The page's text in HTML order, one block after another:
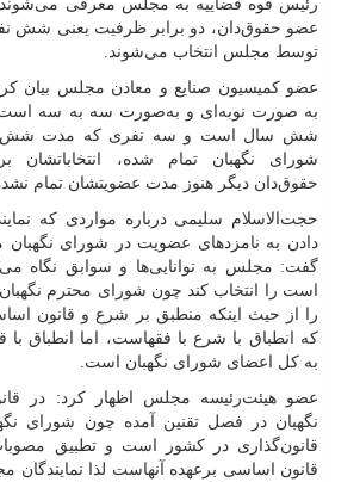
رئیس قوه قضاییه به مجلس معرفی می‌شوند
عضو حقوق‌دان، دو برابر ظرفیت یعنی شش
توسط مجلس انتخاب می‌شوند.
عضو کمیسیون صنایع و معادن مجلس بیان
به صورت نوبه‌ای و به‌صورت سه به سه
شش سال است و سه نفری که مدت شش
شورای نگهبان تمام شده،
حقوق‌دان دیگر هنوز مدت عضویتشان تمام
‌حجت‌الاسلام سلیمی درباره مواردی که
دادن به نامزدهای عضویت در شورای نگهبان
گفت: مجلس به توانایی‌ها و سوابق نگاه
است را انتخاب کند چون شورای محترم
را از حیث اینکه منطبق بر شرع و قانون
که انطباق با شرع با فقهاست، اما انطباق
به کل اعضای شورای نگهبان است.
عضو هیئت‌رئیسه مجلس اظهار کرد: در
نگهبان در فصل تقنین آمده چون شورای
قانون‌گذاری در کشور است و تطبیق
قانون اساسی برعهده آنهاست لذا